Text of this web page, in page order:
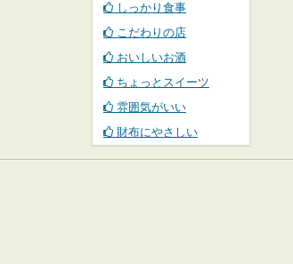
しっかり食事
こだわりの店
おいしいお酒
ちょっとスイーツ
雰囲気がいい
財布にやさしい